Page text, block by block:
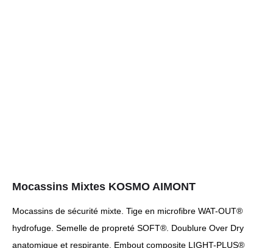
Mocassins Mixtes KOSMO AIMONT
Mocassins de sécurité mixte. Tige en microfibre WAT-OUT®
hydrofuge. Semelle de propreté SOFT®. Doublure Over Dry
anatomique et respirante. Embout composite LIGHT-PLUS®